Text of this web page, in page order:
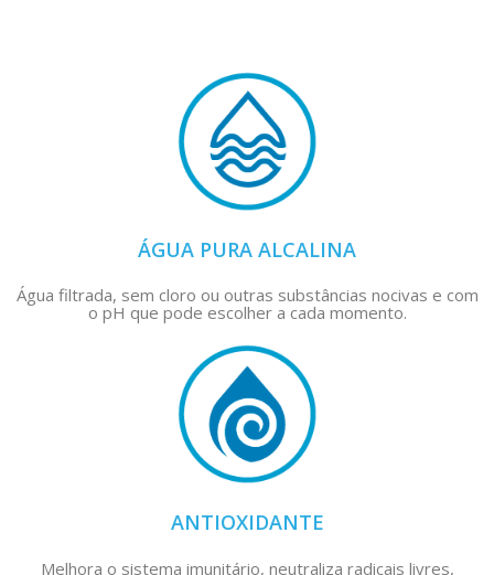
ÁGUA PURA ALCALINA
Água filtrada, sem cloro ou outras substâncias nocivas e com
o pH que pode escolher a cada momento.
ANTIOXIDANTE
Melhora o sistema imunitário, neutraliza radicais livres,